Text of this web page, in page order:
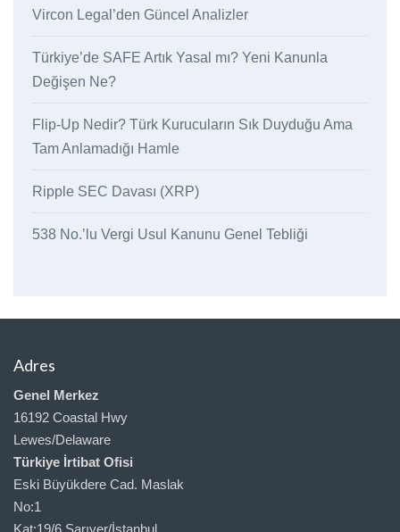
Vircon Legal’den Güncel Analizler
Türkiye’de SAFE Artık Yasal mı? Yeni Kanunla
Değişen Ne?
Flip-Up Nedir? Türk Kurucuların Sık Duyduğu Ama
Tam Anlamadığı Hamle
Ripple SEC Davası (XRP)
538 No.’lu Vergi Usul Kanunu Genel Tebliği
Adres
Genel Merkez
16192 Coastal Hwy
Lewes/Delaware
Türkiye İrtibat Ofisi
Eski Büyükdere Cad. Maslak
No:1
Kat:19/6 Sarıyer/İstanbul